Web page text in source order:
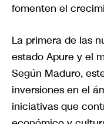
fomenten el
La primera de las
estado Apure y el
Según Maduro,
inversiones en el
iniciativas que